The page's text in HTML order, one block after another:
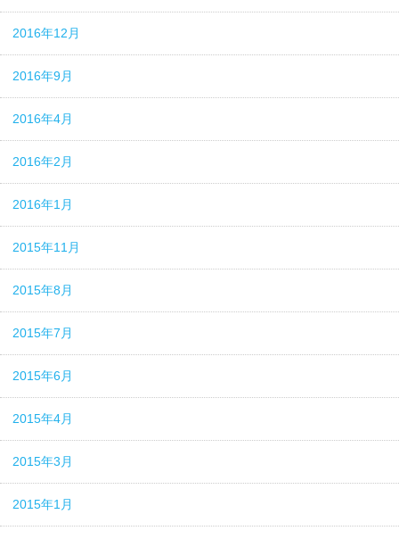
2016年12月
2016年9月
2016年4月
2016年2月
2016年1月
2015年11月
2015年8月
2015年7月
2015年6月
2015年4月
2015年3月
2015年1月